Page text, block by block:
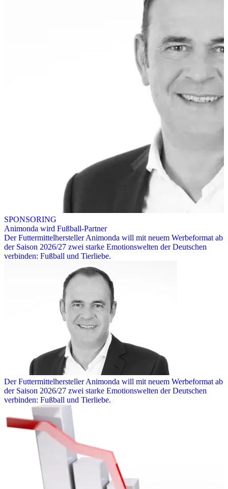
SPONSORING
Animonda wird Fußball-Partner
Der Futtermittelhersteller Animonda will mit neuem Werbeformat ab
der Saison 2026/27 zwei starke Emotionswelten der Deutschen
verbinden: Fußball und Tierliebe.
Der Futtermittelhersteller Animonda will mit neuem Werbeformat ab
der Saison 2026/27 zwei starke Emotionswelten der Deutschen
verbinden: Fußball und Tierliebe.